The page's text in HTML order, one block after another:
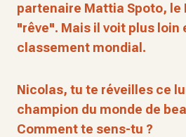
partenaire Mattia Spoto, le
"rêve". Mais il voit plus loin
classement mondial.
Nicolas, tu te réveilles ce
champion du monde de
Comment te sens-tu ?